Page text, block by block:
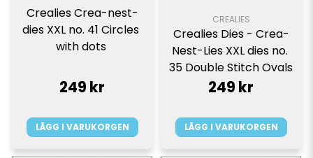
Crealies Crea-nest-
dies XXL no. 41 Circles
with dots
249 kr
LÄGG I VARUKORGEN
CREALIES
Crealies Dies - Crea-
Nest-Lies XXL dies no.
35 Double Stitch Ovals
249 kr
LÄGG I VARUKORGEN